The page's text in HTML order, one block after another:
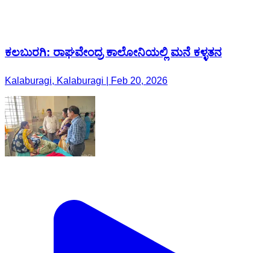
ಕಲಬುರಗಿ: ರಾಘವೇಂದ್ರ ಕಾಲೋನಿಯಲ್ಲಿ ಮನೆ ಕಳ್ಳತನ
Kalaburagi, Kalaburagi | Feb 20, 2026